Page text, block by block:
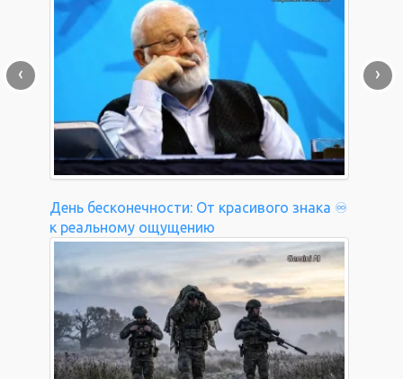
День бесконечности: От красивого знака ♾️
к реальному ощущению
‹ ›